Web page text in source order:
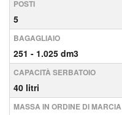
POSTI
5
BAGAGLIAIO
251 - 1.025 dm3
CAPACITÀ SERBATOIO
40 litri
MASSA IN ORDINE DI MARCIA